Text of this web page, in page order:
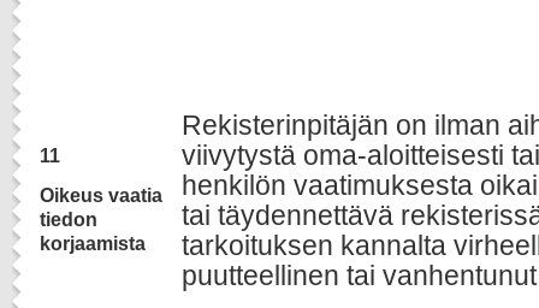
11
Oikeus vaatia
tiedon
korjaamista
Rekisterinpitäjän on ilman
viivytystä oma-aloitteisesti
henkilön vaatimuksesta
tai täydennettävä
tarkoituksen kannalta
puutteellinen tai